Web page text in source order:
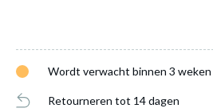
Wordt verwacht binnen 3 weken
Retourneren tot 14 dagen